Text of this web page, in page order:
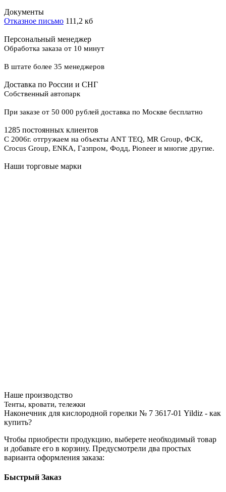
Документы
Отказное письмо 111,2 кб
Персональный менеджер
Обработка заказа от 10 минут
В штате более 35 менеджеров
Доставка по России и СНГ
Собственный автопарк
При заказе от 50 000 рублей доставка по Москве бесплатно
1285 постоянных клиентов
С 2006г. отгружаем на объекты ANT TEQ, MR Group, ФСК,
Crocus Group, ENKA, Газпром, Фодд, Pioneer и многие другие.
Наши торговые марки
Наше производство
Тенты, кровати, тележки
Наконечник для кислородной горелки № 7 3617-01 Yildiz - как
купить?
Чтобы приобрести продукцию, выберете необходимый товар
и добавьте его в корзину. Предусмотрели два простых
варианта оформления заказа:
Быстрый Заказ